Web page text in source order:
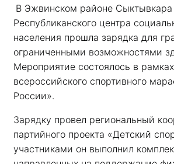
В Эжвинском районе Сыктывкара
Республиканского центра
населения прошла зарядка для
ограниченными возможностями
Мероприятие состоялось в рамках
всероссийского спортивного
России».
Зарядку провел региональный
партийного проекта «Детский
участниками он выполнил